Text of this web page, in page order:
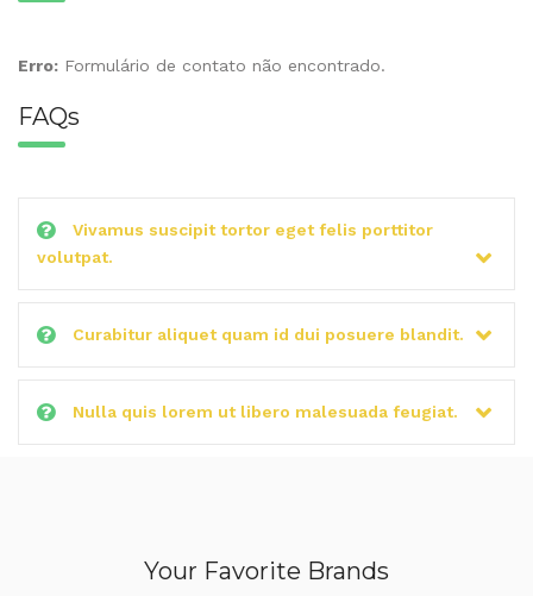
Erro: Formulário de contato não encontrado.
FAQs
Vivamus suscipit tortor eget felis porttitor
volutpat.
Curabitur aliquet quam id dui posuere blandit.
Nulla quis lorem ut libero malesuada feugiat.
Your Favorite Brands